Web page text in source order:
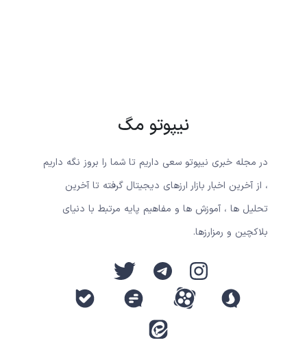
نیپوتو مگ
در مجله خبری نیپوتو سعی داریم تا شما را بروز نگه داریم
، از آخرین اخبار بازار ارزهای دیجیتال گرفته تا آخرین
تحلیل ها ، آموزش ها و مفاهیم پایه مرتبط با دنیای
بلاکچین و رمزارزها.